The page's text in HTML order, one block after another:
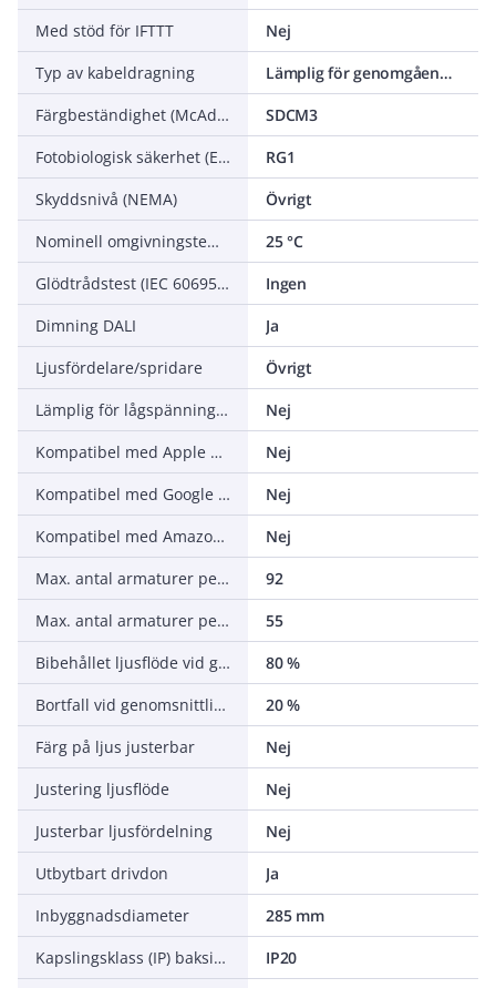
Med stöd för IFTTT
Nej
Typ av kabeldragning
Lämplig för genomgående ledning
Färgbeständighet (McAdam ellipse)
SDCM3
Fotobiologisk säkerhet (EN 62471)
RG1
Skyddsnivå (NEMA)
Övrigt
Nominell omgivningstemperatur enligt IEC 62722-2-1
25 °C
Glödtrådstest (IEC 60695-2-11)
Ingen
Dimning DALI
Ja
Ljusfördelare/spridare
Övrigt
Lämplig för lågspänningssystem
Nej
Kompatibel med Apple HomeKit
Nej
Kompatibel med Google Assistant
Nej
Kompatibel med Amazon Alexa
Nej
Max. antal armaturer per automatsäkring C16 (MCB)
92
Max. antal armaturer per automatsäkring B16 (MCB)
55
Bibehållet ljusflöde vid genomsnittlig livslängd 100 000 tim (25 °C omgivning)
80 %
Bortfall vid genomsnittlig livslängd 100 000 tim (25 °C omgivning)
20 %
Färg på ljus justerbar
Nej
Justering ljusflöde
Nej
Justerbar ljusfördelning
Nej
Utbytbart drivdon
Ja
Inbyggnadsdiameter
285 mm
Kapslingsklass (IP) baksida
IP20